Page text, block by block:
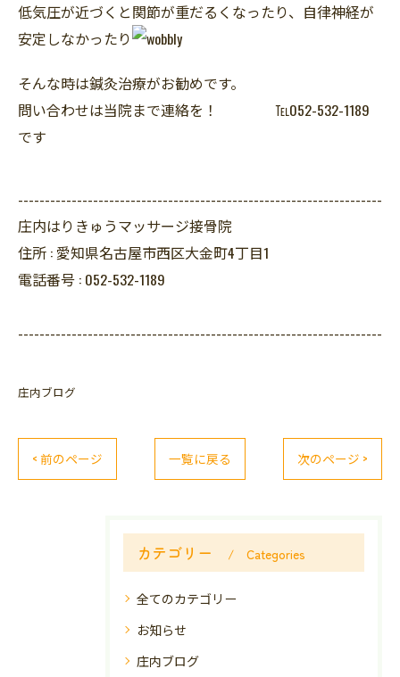
低気圧が近づくと関節が重だるくなったり、自律神経が
安定しなかったり
そんな時は鍼灸治療がお勧めです。
問い合わせは当院まで連絡を！ ℡052-532-1189
です
--------------------------------------------------------------------
庄内はりきゅうマッサージ接骨院
住所 : 愛知県名古屋市西区大金町4丁目1
電話番号 : 052-532-1189
--------------------------------------------------------------------
庄内ブログ
< 前のページ 一覧に戻る 次のページ >
カテゴリー Categories
全てのカテゴリー
お知らせ
庄内ブログ